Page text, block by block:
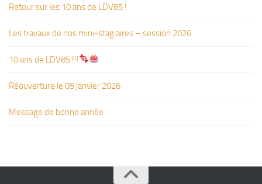
Retour sur les 10 ans de LDV85 !
Les travaux de nos mini-stagiaires – session 2026 ‍‍‍‍‍
10 ans de LDV85 !!!
Réouverture le 05 janvier 2026
Message de bonne année